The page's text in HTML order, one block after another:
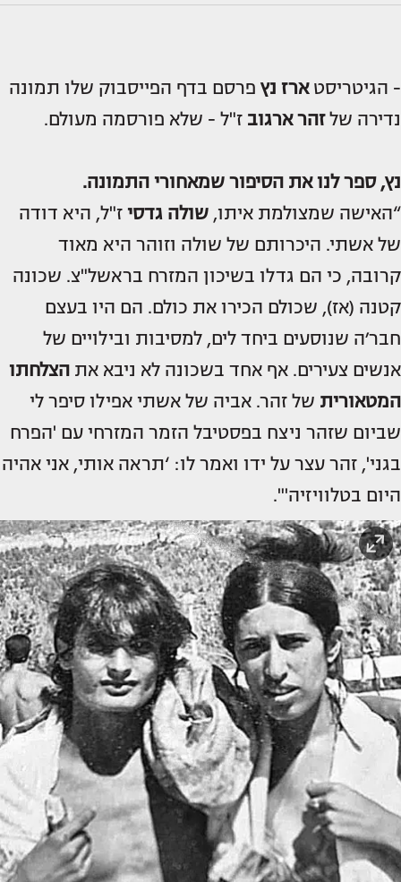
- הגיטריסטארז נץ פרסם בדף הפייסבוק שלו תמונה
נדירה שלזהר ארגוב ז"ל - שלא פורסמה מעולם.
נץ, ספר לנו את הסיפור שמאחורי התמונה.
“האישה שמצולמת איתו, שולה גדסי ז"ל, היא דודה
של אשתי. היכרותם של שולה וזוהר היא מאוד
קרובה, כי הם גדלו בשיכון המזרח בראשל"צ. שכונה
קטנה (אז), שכולם הכירו את כולם. הם היו בעצם
חבר׳ה שנוסעים ביחד לים, למסיבות ובילויים של
אנשים צעירים. אף אחד בשכונה לא ניבא את הצלחתו
המטאורית של זהר. אביה של אשתי אפילו סיפר לי
שביום שזהר ניצח בפסטיבל הזמר המזרחי עם 'הפרח
בגני', זהר עצר על ידו ואמר לו: ‘תראה אותי, אני אהיה
היום בטלוויזיה'".